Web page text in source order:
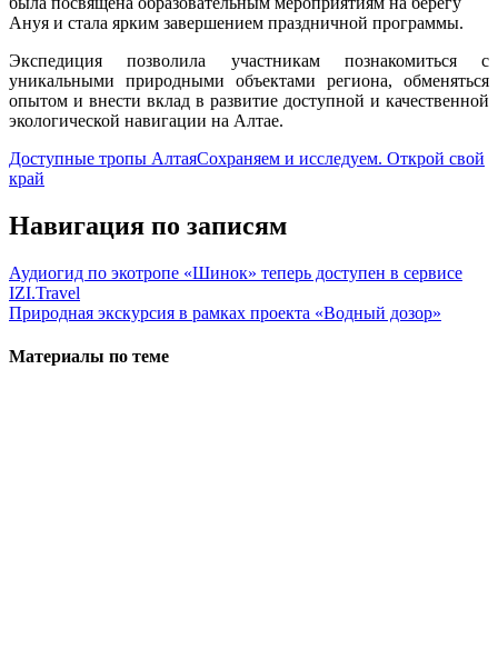
Ануя и стала ярким завершением праздничной программы.
Экспедиция позволила участникам познакомиться с
уникальными природными объектами региона, обменяться
опытом и внести вклад в развитие доступной и качественной
экологической навигации на Алтае.
Доступные тропы АлтаяСохраняем и исследуем. Открой свой
край
Навигация по записям
Аудиогид по экотропе «Шинок» теперь доступен в сервисе
IZI.Travel
Природная экскурсия в рамках проекта «Водный дозор»
Материалы по теме